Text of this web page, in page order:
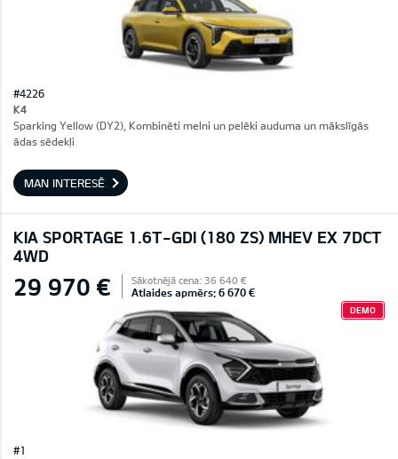
#4226
K4
Sparking Yellow (DY2), Kombinēti melni un pelēki auduma un mākslīgās
ādas sēdekļi
MAN INTERESĒ
KIA SPORTAGE 1.6T-GDI (180 ZS) MHEV EX 7DCT
4WD
29 970 € Sākotnējā cena: 36 640 €
Atlaides apmērs: 6 670 €
DEMO
#1